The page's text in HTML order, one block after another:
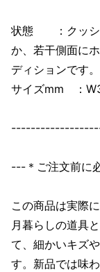
状態 ：クッシ
か、若干側面に
ディションです。
サイズmm ：
---＊ご注文前に
この商品は実際
月暮らしの道具
て、細かいキズ
す。新品では味